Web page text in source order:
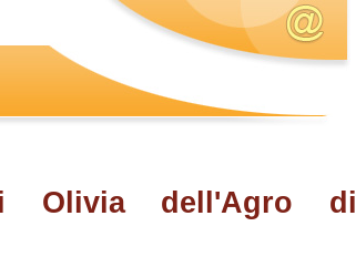
Olivia dell'Agro di